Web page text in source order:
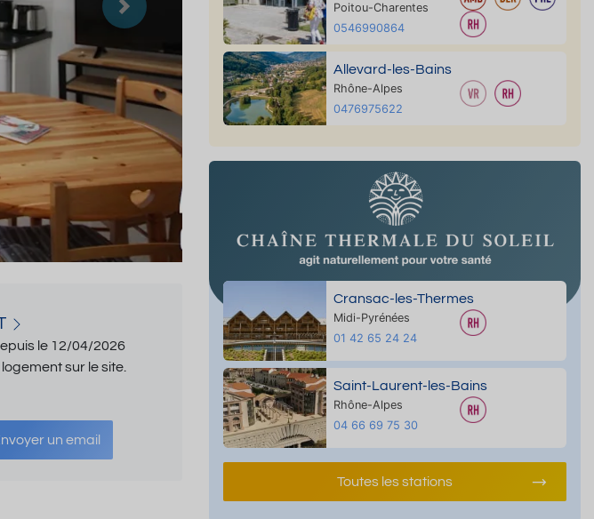
Suivant
le 12/04/2026
sur le site.
un email
Poitou-Charentes
0546990864
Allevard-les-Bains
Rhône-Alpes
0476975622
Cransac-les-Thermes
Midi-Pyrénées
01 42 65 24 24
Saint-Laurent-les-Bains
Rhône-Alpes
04 66 69 75 30
Toutes les stations